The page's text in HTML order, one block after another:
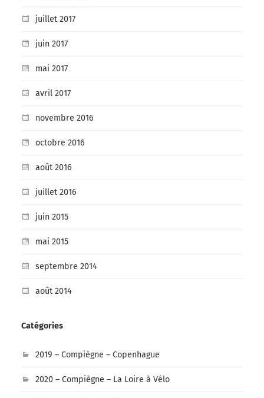
juillet 2017
juin 2017
mai 2017
avril 2017
novembre 2016
octobre 2016
août 2016
juillet 2016
juin 2015
mai 2015
septembre 2014
août 2014
Catégories
2019 – Compiègne – Copenhague
2020 – Compiègne – La Loire à Vélo